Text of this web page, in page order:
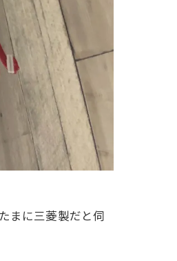
まに三菱製だと伺